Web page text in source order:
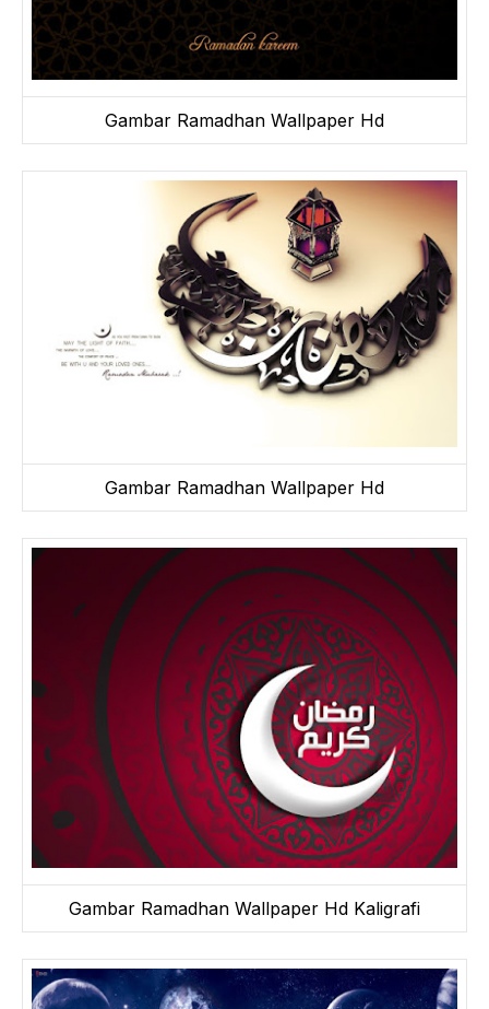
Gambar Ramadhan Wallpaper Hd
Gambar Ramadhan Wallpaper Hd
Gambar Ramadhan Wallpaper Hd Kaligrafi